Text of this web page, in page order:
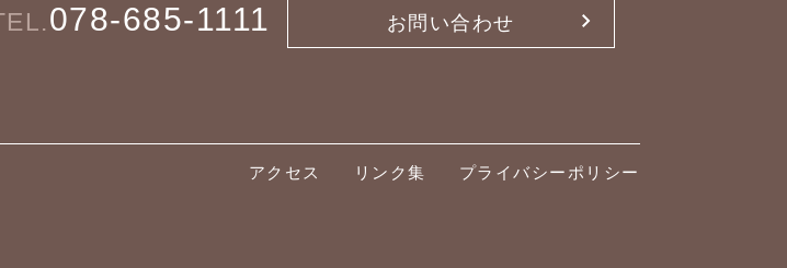
078-685-1111 お問い合わせ
アクセス リンク集 プライバシーポリシー